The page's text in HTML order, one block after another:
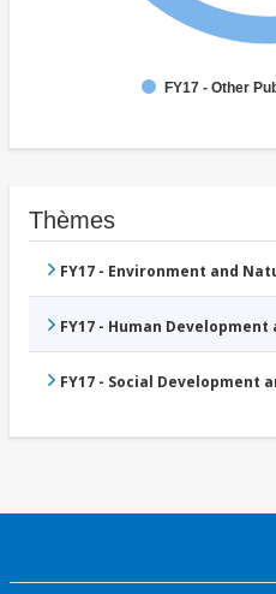
FY17 - Other
Thèmes
FY17 - Environment and
FY17 - Human Development
FY17 - Social Development